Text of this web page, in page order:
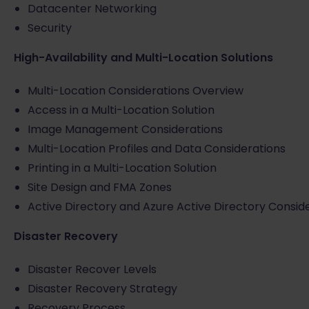
Datacenter Networking
Security
High-Availability and Multi-Location Solutions
Multi-Location Considerations Overview
Access in a Multi-Location Solution
Image Management Considerations
Multi-Location Profiles and Data Considerations
Printing in a Multi-Location Solution
Site Design and FMA Zones
Active Directory and Azure Active Directory
Disaster Recovery
Disaster Recover Levels
Disaster Recovery Strategy